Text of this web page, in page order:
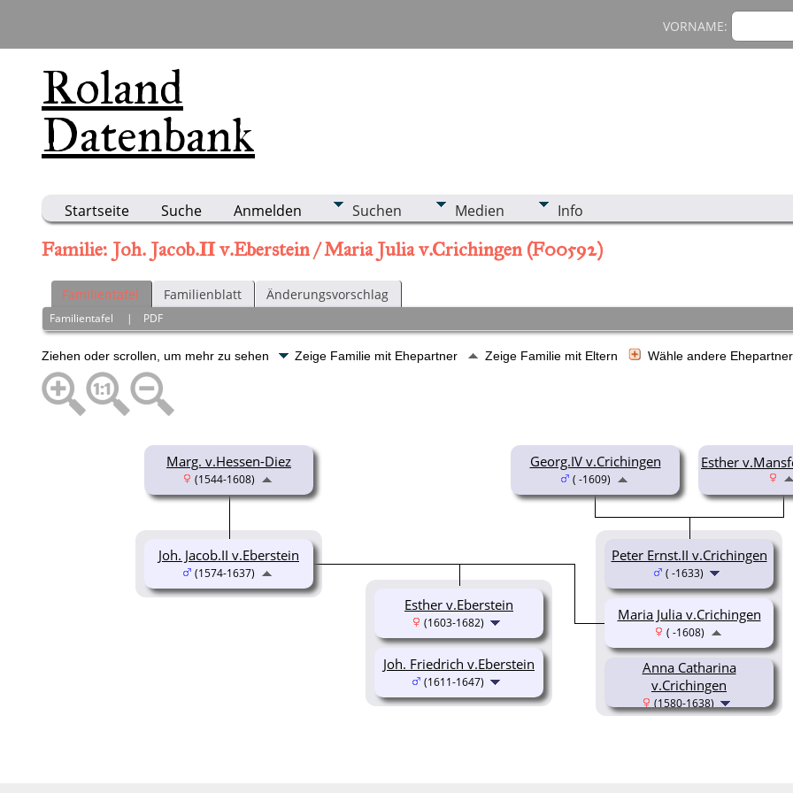
Roland
Datenbank
VORNAME:
Startseite Suche Anmelden Suchen Medien Info
Familie: Joh. Jacob.II v.Eberstein / Maria Julia v.Crichingen (F00592)
Familientafel Familienblatt Änderungsvorschlag
Familientafel | PDF
Ziehen oder scrollen, um mehr zu sehen Zeige Familie mit Ehepartner Zeige Familie mit Eltern Wähle andere Ehepartner
Marg. v.Hessen-Diez
(1544-1608)
Georg.IV v.Crichingen
( -1609)
Esther
Peter Ernst.II v.Crichingen
( -1633)
Anna Catharina
v.Crichingen
(1580-1638)
Joh. Jacob.II v.Eberstein
(1574-1637)
Maria Julia v.Crichingen
( -1608)
Esther v.Eberstein
(1603-1682)
Joh. Friedrich v.Eberstein
(1611-1647)